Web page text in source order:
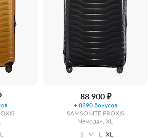
88 900 ₽
+ 8890 бонусов
SAMSONITE PROXIS
Чемодан, XL
S
M L
XL